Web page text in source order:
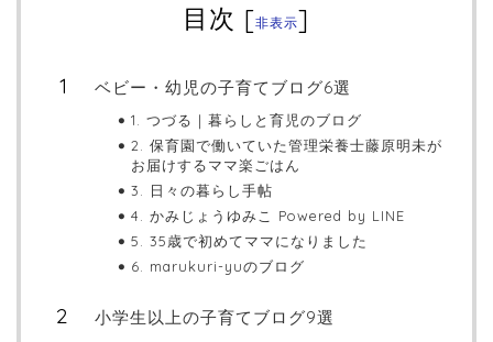
目次 [非表示]
ベビー・幼児の子育てブログ6選
1. つづる｜暮らしと育児のブログ
2. 保育園で働いていた管理栄養士藤原明未が
お届けするママ楽ごはん
3. 日々の暮らし手帖
4. かみじょうゆみこ Powered by LINE
5. 35歳で初めてママになりました
6. marukuri-yuのブログ
小学生以上の子育てブログ9選